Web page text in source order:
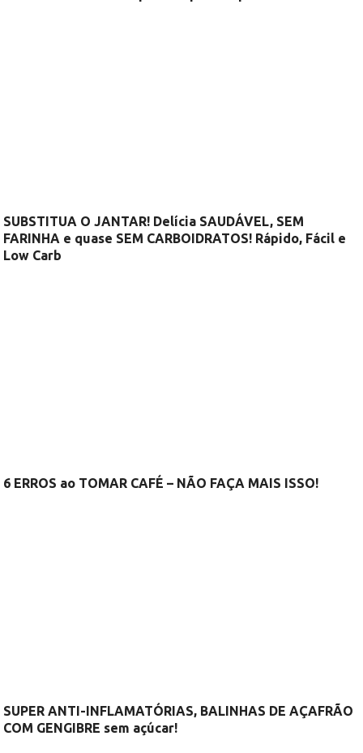
SUBSTITUA O JANTAR! Delícia SAUDÁVEL, SEM
FARINHA e quase SEM CARBOIDRATOS! Rápido, Fácil e
Low Carb
6 ERROS ao TOMAR CAFÉ – NÃO FAÇA MAIS ISSO!
SUPER ANTI-INFLAMATÓRIAS, BALINHAS DE AÇAFRÃO
COM GENGIBRE sem açúcar!